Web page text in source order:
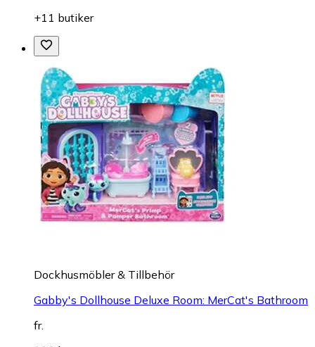
+11 butiker
Dockhusmöbler & Tillbehör
Gabby's Dollhouse Deluxe Room: MerCat's Bathroom
fr.